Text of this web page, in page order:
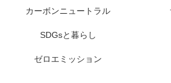
カーボンニュートラル
SDGsと暮らし
ゼロエミッション